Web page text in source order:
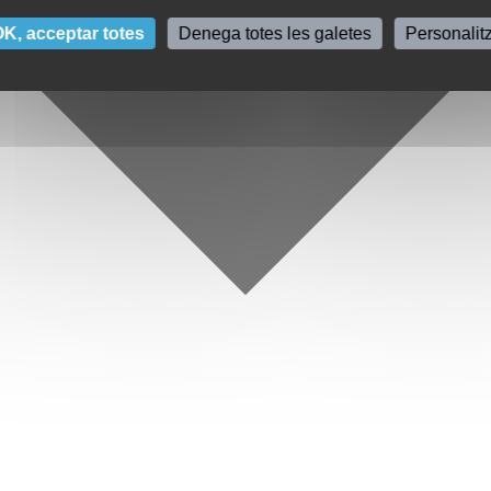
acceptar totes Denega totes les galetes